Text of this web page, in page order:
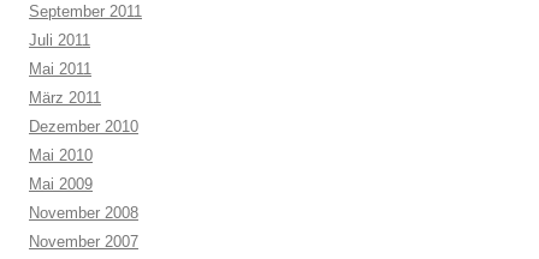
September 2011
Juli 2011
Mai 2011
März 2011
Dezember 2010
Mai 2010
Mai 2009
November 2008
November 2007